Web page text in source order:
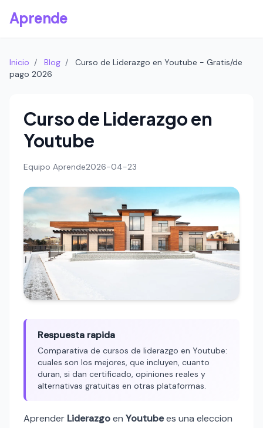
Aprende
Inicio / Blog /
Curso de Liderazgo en Youtube - Gratis/de
pago 2026
Curso de Liderazgo en
Youtube
Equipo Aprende2026-04-23
Respuesta rapida
Comparativa de cursos de liderazgo en Youtube:
cuales son los mejores, que incluyen, cuanto
duran, si dan certificado, opiniones reales y
alternativas gratuitas en otras plataformas.
Aprender Liderazgoen Youtubees una eleccion